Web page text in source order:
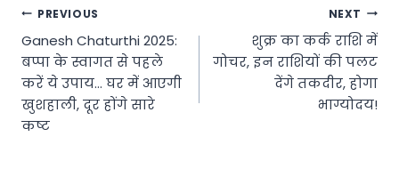
Post
navigation
PREVIOUS
Ganesh Chaturthi 2025:
बप्पा के स्वागत से पहले
करें ये उपाय… घर में आएगी
खुशहाली, दूर होंगे सारे
कष्ट
NEXT
शुक्र का कर्क राशि में
गोचर, इन राशियों की पलट
देंगे तकदीर, होगा
भाग्योदय!